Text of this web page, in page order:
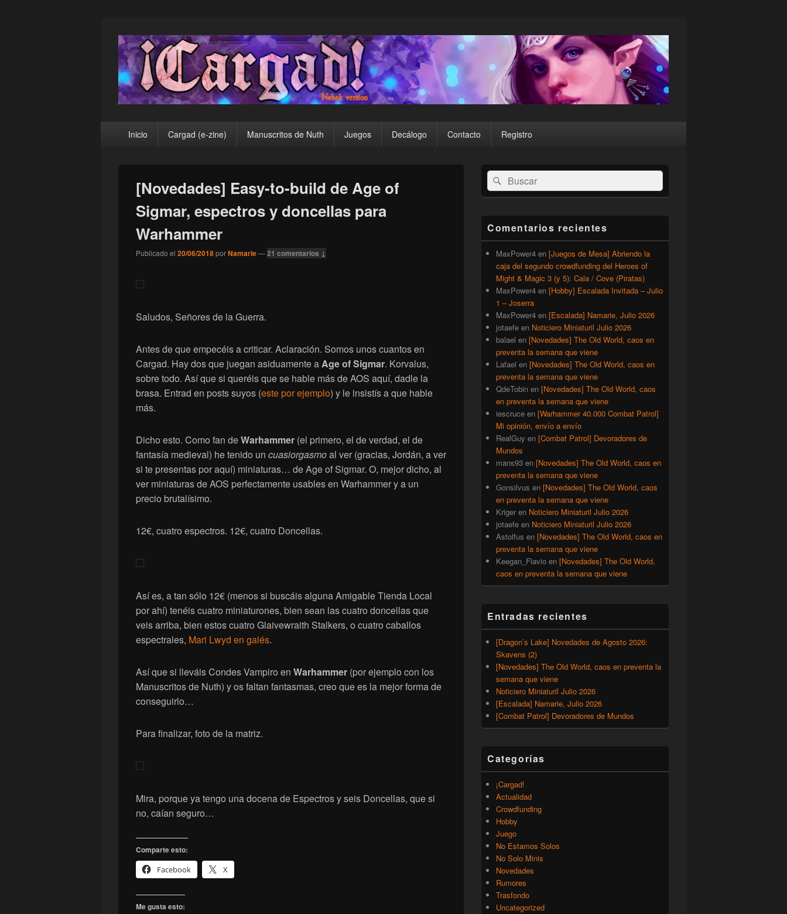
¡Cargad!
principalInicio Cargad (e-zine) Manuscritos de Nuth Juegos Decálogo Contacto Registro
[Novedades] Easy-to-build de Age of
Sigmar, espectros y doncellas para
Warhammer
Publicado el 20/06/2018porNamarie—21 comentarios ↓
Saludos, Señores de la Guerra.
Antes de que empecéis a criticar. Aclaración. Somos unos cuantos en
Cargad. Hay dos que juegan asiduamente aAge of Sigmar. Korvalus,
sobre todo. Así que si queréis que se hable más de AOS aquí, dadle la
brasa. Entrad en posts suyos (este por ejemplo) y le insistís a que hable
más.
Dicho esto. Como fan deWarhammer (el primero, el de verdad, el de
fantasía medieval) he tenido un cuasiorgasmoal ver (gracias, Jordán, a ver
si te presentas por aquí) miniaturas… de Age of Sigmar. O, mejor dicho, al
ver miniaturas de AOS perfectamente usables en Warhammer y a un
precio brutalísimo.
12€, cuatro espectros. 12€, cuatro Doncellas.
Así es, a tan sólo 12€ (menos si buscáis alguna Amigable Tienda Local
por ahí) tenéis cuatro miniaturones, bien sean las cuatro doncellas que
veis arriba, bien estos cuatro Glaivewraith Stalkers, o cuatro caballos
espectrales, Mari Lwyd en galés.
Así que si lleváis Condes Vampiro en Warhammer (por ejemplo con los
Manuscritos de Nuth) y os faltan fantasmas, creo que es la mejor forma de
conseguirlo…
Para finalizar, foto de la matriz.
Mira, porque ya tengo una docena de Espectros y seis Doncellas, que si
no, caían seguro…
Comparte esto:
Facebook
X
Me gusta esto:
El
área
de
lateral
primaria
Buscar
por:
Buscar
Comentarios recientes
MaxPower4 en [Juegos de Mesa] Abriendo la
caja del segundo crowdfunding del Heroes of
Might & Magic 3 (y 5): Cala / Cove (Piratas)
MaxPower4 en [Hobby] Escalada Invitada – Julio
1 – Joserra
MaxPower4 en [Escalada] Namarie, Julio 2026
jotaefe en Noticiero Miniaturil Julio 2026
balael en [Novedades] The Old World, caos en
preventa la semana que viene
Lafael en [Novedades] The Old World, caos en
preventa la semana que viene
QdeTobin en [Novedades] The Old World, caos
en preventa la semana que viene
iescruce en [Warhammer 40.000 Combat Patrol]
Mi opinión, envío a envío
RealGuy en [Combat Patrol] Devoradores de
Mundos
mans93 en [Novedades] The Old World, caos en
preventa la semana que viene
Gonsilvus en [Novedades] The Old World, caos
en preventa la semana que viene
Kriger en Noticiero Miniaturil Julio 2026
jotaefe en Noticiero Miniaturil Julio 2026
Astolfus en [Novedades] The Old World, caos en
preventa la semana que viene
Keegan_Flavio en [Novedades] The Old World,
caos en preventa la semana que viene
Entradas recientes
[Dragon’s Lake] Novedades de Agosto 2026:
Skavens (2)
[Novedades] The Old World, caos en preventa la
semana que viene
Noticiero Miniaturil Julio 2026
[Escalada] Namarie, Julio 2026
[Combat Patrol] Devoradores de Mundos
Categorías
¡Cargad!
Actualidad
Crowdfunding
Hobby
Juego
No Estamos Solos
No Solo Minis
Novedades
Rumores
Trasfondo
Uncategorized